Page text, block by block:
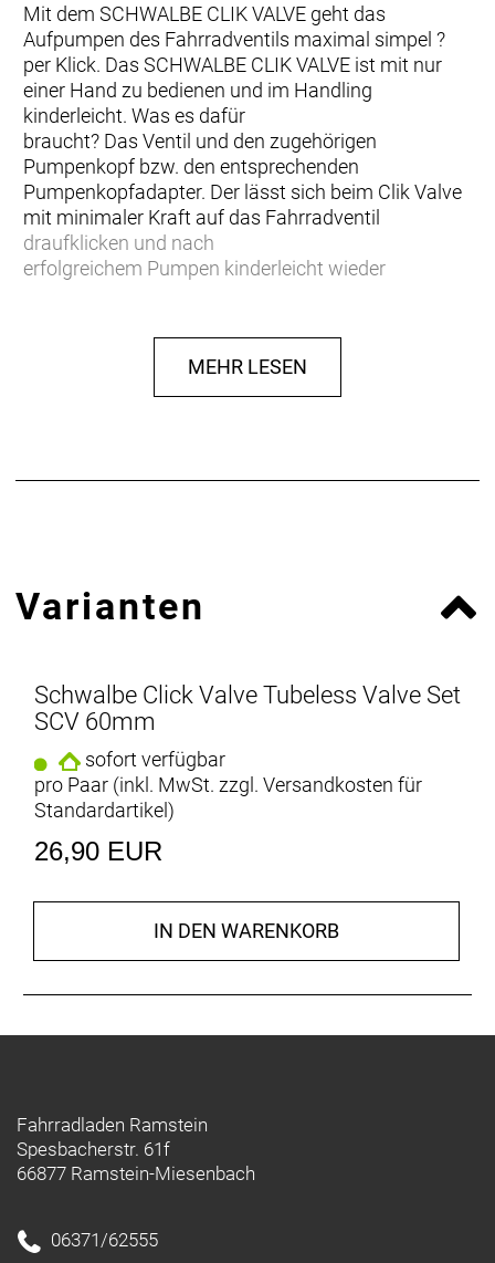
Mit dem SCHWALBE CLIK VALVE geht das
Aufpumpen des Fahrradventils maximal simpel ?
per Klick. Das SCHWALBE CLIK VALVE ist mit nur
einer Hand zu bedienen und im Handling
kinderleicht. Was es dafür
braucht? Das Ventil und den zugehörigen
Pumpenkopf bzw. den entsprechenden
Pumpenkopfadapter. Der lässt sich beim Clik Valve
mit minimaler Kraft auf das Fahrradventil
draufklicken und nach
erfolgreichem Pumpen kinderleicht wieder
50% höheren Luftdurchfluss als herkömmliche
So vereint es gleich mehrere Vorteile
MEHR LESEN
Varianten
Schwalbe Click Valve Tubeless Valve Set
SCV 60mm
sofort verfügbar
pro Paar (inkl. MwSt. zzgl. Versandkosten für
Standardartikel)
26,90 EUR
IN DEN WARENKORB
Fahrradladen Ramstein
Spesbacherstr. 61f
66877 Ramstein-Miesenbach
06371/62555